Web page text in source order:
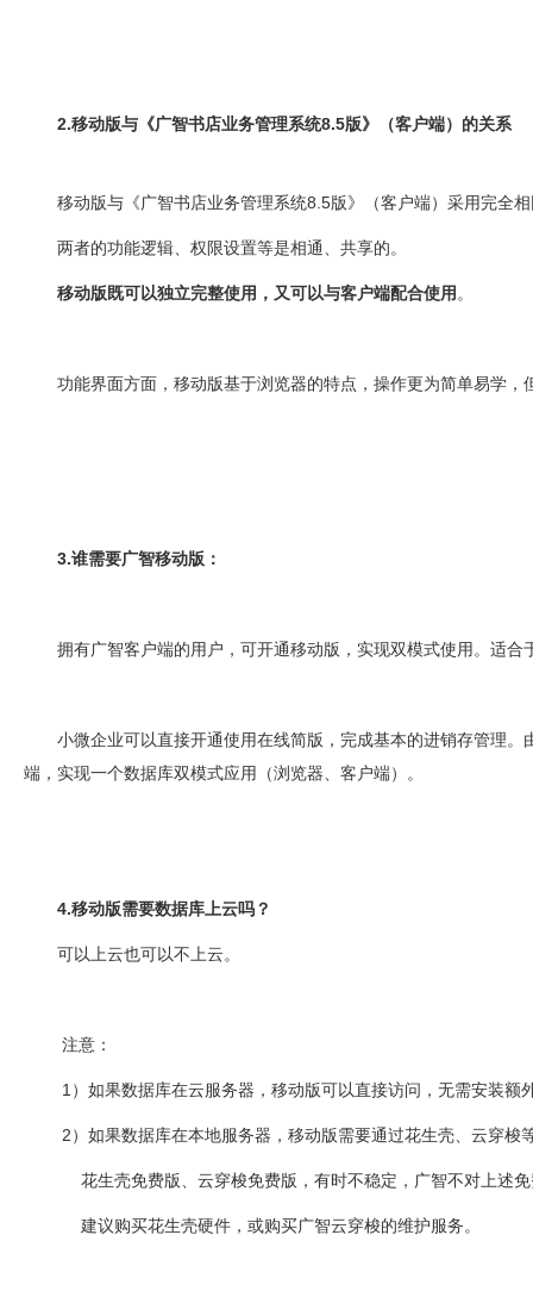
2.移动版与《广智书店业务管理系统8.5版》（客户端）的关系
移动版与《广智书店业务管理系统8.5版》（客户端）采用完全
两者的功能逻辑、权限设置等是相通、共享的。
移动版既可以独立完整使用，又可以与客户端配合使用 。
功能界面方面，移动版基于浏览器的特点，操作更为简单易学
3.谁需要广智移动版：
拥有广智客户端的用户，可开通移动版，实现双模式使用。 适合
小微企业可以直接开通使用在线简版，完成基本的进销存管理
端，实现一个数据库双模式应用（浏览器、客户端）。
4.移动版需要数据库上云吗？
可以上云也可以不上云。
注意：
1）如果数据库在云服务器，移动版可以直接访问，无需安装额
2）如果数据库在本地服务器，移动版需要通过花生壳、云穿梭
花生壳免费版、云穿梭免费版，有时不稳定，广智不对上述免
建议购买花生壳硬件，或购买广智云穿梭的维护服务。